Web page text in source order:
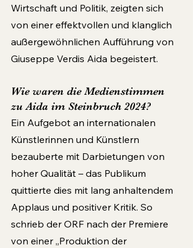
Wirtschaft und Politik, zeigten sich
von einer effektvollen und klanglich
außergewöhnlichen Aufführung von
Giuseppe Verdis Aida begeistert.
Wie waren die Medienstimmen
zu Aida im Steinbruch 2024?
Ein Aufgebot an internationalen
Künstlerinnen und Künstlern
bezauberte mit Darbietungen von
hoher Qualität – das Publikum
quittierte dies mit lang anhaltendem
Applaus und positiver Kritik. So
schrieb der ORF nach der Premiere
von einer „Produktion der